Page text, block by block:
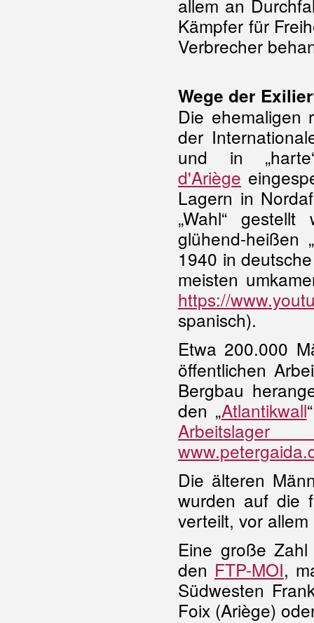
allem an
Kämpfer für
Verbrecher
Wege der
Die ehemaligen
der
und in
d'Ariège
Lagern in
„Wahl“
glühend-heißen
1940 in
meisten
https://
spanisch).
Etwa 200.000
öffentlichen
Bergbau
den „Atlantikwall
Die älteren
wurden auf die
verteilt, vor
Eine große
den FTP-MOI,
Südwesten
Foix (Ariège)